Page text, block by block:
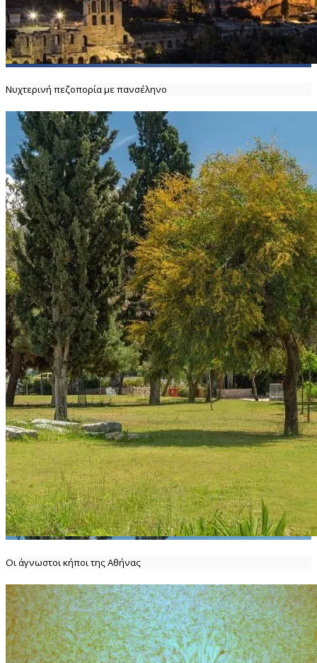
Νυχτερινή πεζοπορία με πανσέληνο
Οι άγνωστοι κήποι της Αθήνας